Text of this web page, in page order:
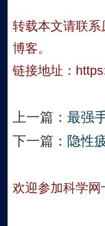
转载本文请联
博客。
链接地址：
上一篇： 最强
下一篇： 隐性
欢迎参加科学网